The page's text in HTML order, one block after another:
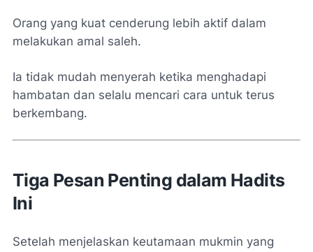
Orang yang kuat cenderung lebih aktif dalam
melakukan amal saleh.
Ia tidak mudah menyerah ketika menghadapi
hambatan dan selalu mencari cara untuk terus
berkembang.
Tiga Pesan Penting dalam Hadits
Ini
Setelah menjelaskan keutamaan mukmin yang